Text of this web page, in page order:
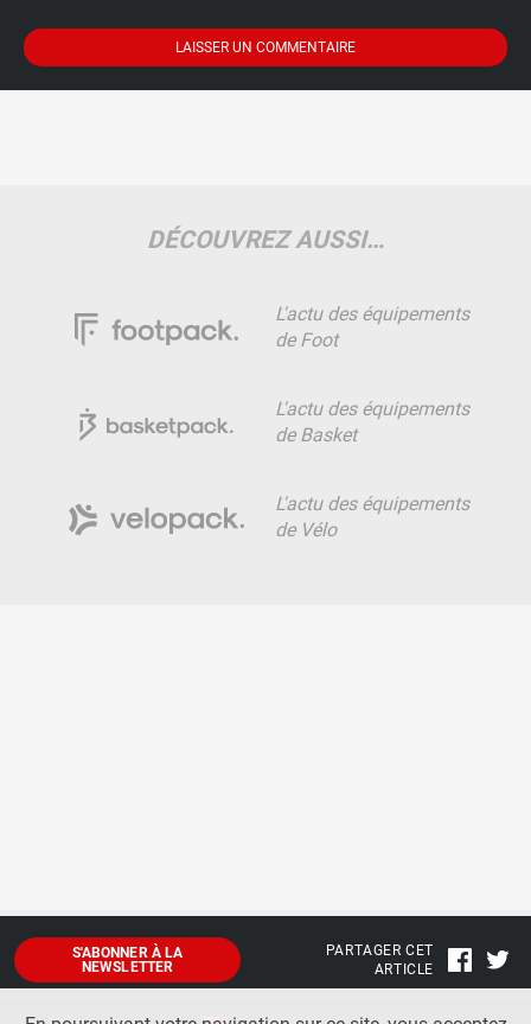
DÉCOUVREZ AUSSI…
L'actu des équipements
de Foot
L'actu des équipements
de Basket
L'actu des équipements
de Vélo
S'ABONNER À LA
NEWSLETTER
PARTAGER CET
ARTICLE